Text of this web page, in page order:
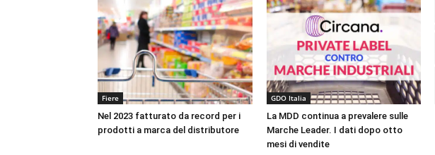
Fiere
Nel 2023 fatturato da record per i
prodotti a marca del distributore
GDO Italia
La MDD continua a prevalere sulle
Marche Leader. I dati dopo otto
mesi di vendite